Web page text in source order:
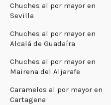
Chuches al por mayor en
Sevilla
Chuches al por mayor en
Alcalá de Guadaíra
Chuches al por mayor en
Mairena del Aljarafe
Caramelos al por mayor en
Cartagena